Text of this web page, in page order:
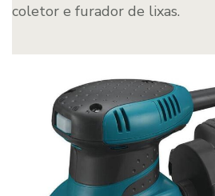
coletor e furador de lixas.